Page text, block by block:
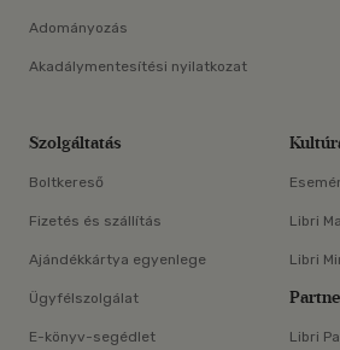
Adományozás
Akadálymentesítési nyilatkozat
Szolgáltatás
Boltkereső
Fizetés és szállítás
Ajándékkártya egyenlege
Ügyfélszolgálat
E-könyv-segédlet
Libri
Libri
Libri